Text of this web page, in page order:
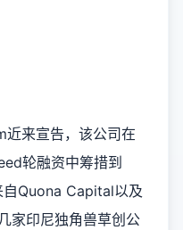
近来宣告，该公司在
轮融资中筹措到
Quona Capital以及
家印尼独角兽草创公